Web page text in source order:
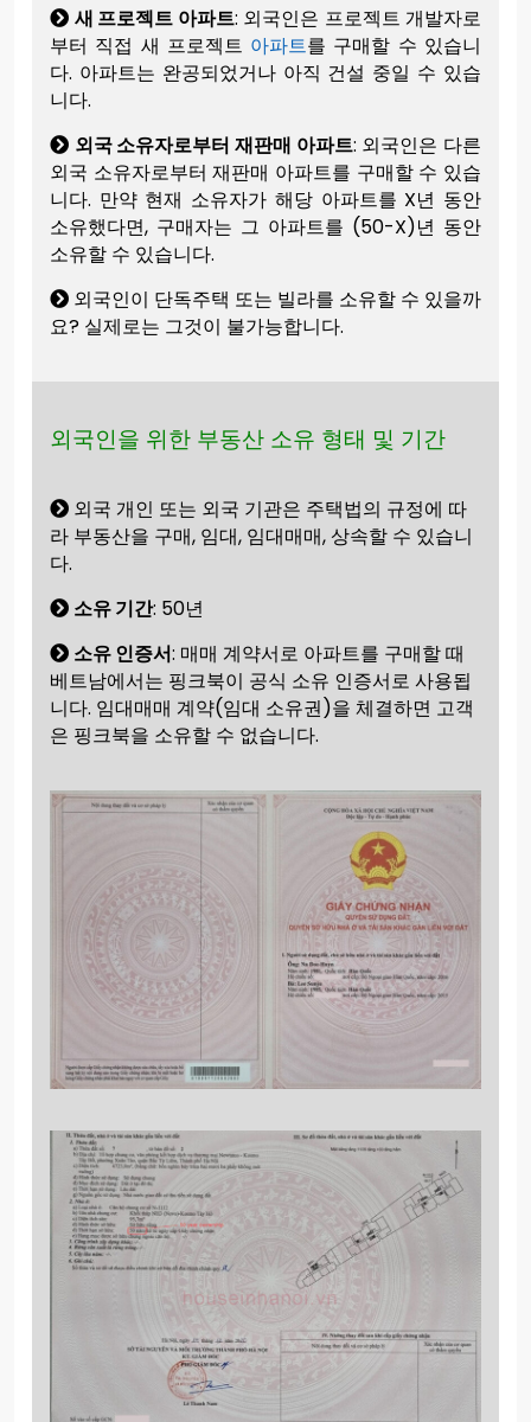
새 프로젝트 아파트: 외국인은 프로젝트 개발자로
부터 직접 새 프로젝트 아파트를 구매할 수 있습니
다. 아파트는 완공되었거나 아직 건설 중일 수 있습
니다.
외국 소유자로부터 재판매 아파트: 외국인은 다른
외국 소유자로부터 재판매 아파트를 구매할 수 있습
니다. 만약 현재 소유자가 해당 아파트를 X년 동안
소유했다면, 구매자는 그 아파트를 (50-X)년 동안
소유할 수 있습니다.
외국인이 단독주택 또는 빌라를 소유할 수 있을까
요? 실제로는 그것이 불가능합니다.
외국인을 위한 부동산 소유 형태 및 기간
외국 개인 또는 외국 기관은 주택법의 규정에 따
라 부동산을 구매, 임대, 임대매매, 상속할 수 있습니
다.
소유 기간: 50년
소유 인증서: 매매 계약서로 아파트를 구매할 때
베트남에서는 핑크북이 공식 소유 인증서로 사용됩
니다. 임대매매 계약(임대 소유권)을 체결하면 고객
은 핑크북을 소유할 수 없습니다.